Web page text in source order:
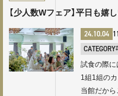
【少人数Wフェア】平日も
24.10.04
CATEGORY
試食の際に
1組1組の
当館だか